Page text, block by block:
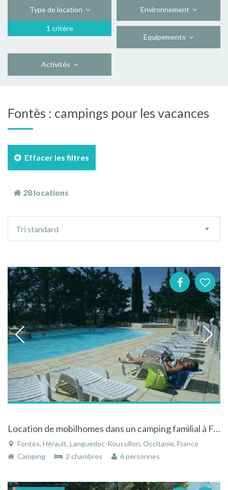
Type de location
1 critère
Environnement
Equipements
Activités
Fontès : campings pour les vacances
Effacer les filtres
28 locations
tri
Tri standard
Location de mobilhomes dans un camping familial à Fontès dans l'Hérault entre mer et montagne
Fontès, Hérault, Languedoc-Roussillon, Occitanie, France
Camping
2 chambres 6 personnes